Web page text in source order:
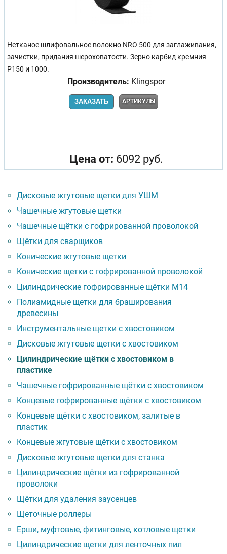
Нетканое шлифовальное волокно NRO 500 для заглаживания,
зачистки, придания шероховатости. Зерно карбид кремния
Р150 и 1000.
Производитель: Klingspor
ЗАКАЗАТЬ АРТИКУЛЫ
Цена от: 6092 руб.
Дисковые жгутовые щетки для УШМ
Чашечные жгутовые щетки
Чашечные щётки с гофрированной проволокой
Щётки для сварщиков
Конические жгутовые щетки
Конические щетки с гофрированной проволокой
Цилиндрические гофрированные щётки M14
Полиамидные щетки для браширования
древесины
Инструментальные щетки с хвостовиком
Дисковые жгутовые щетки с хвостовиком
Цилиндрические щётки с хвостовиком в
пластике
Чашечные гофрированные щётки с хвостовиком
Концевые гофрированные щётки с хвостовиком
Концевые щётки с хвостовиком, залитые в
пластик
Концевые жгутовые щётки с хвостовиком
Дисковые жгутовые щетки для станка
Цилиндрические щётки из гофрированной
проволоки
Щётки для удаления заусенцев
Щеточные роллеры
Ерши, муфтовые, фитинговые, котловые щетки
Цилиндрические щетки для ленточных пил